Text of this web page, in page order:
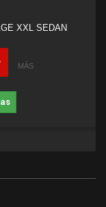
XXL SEDAN
MÁS